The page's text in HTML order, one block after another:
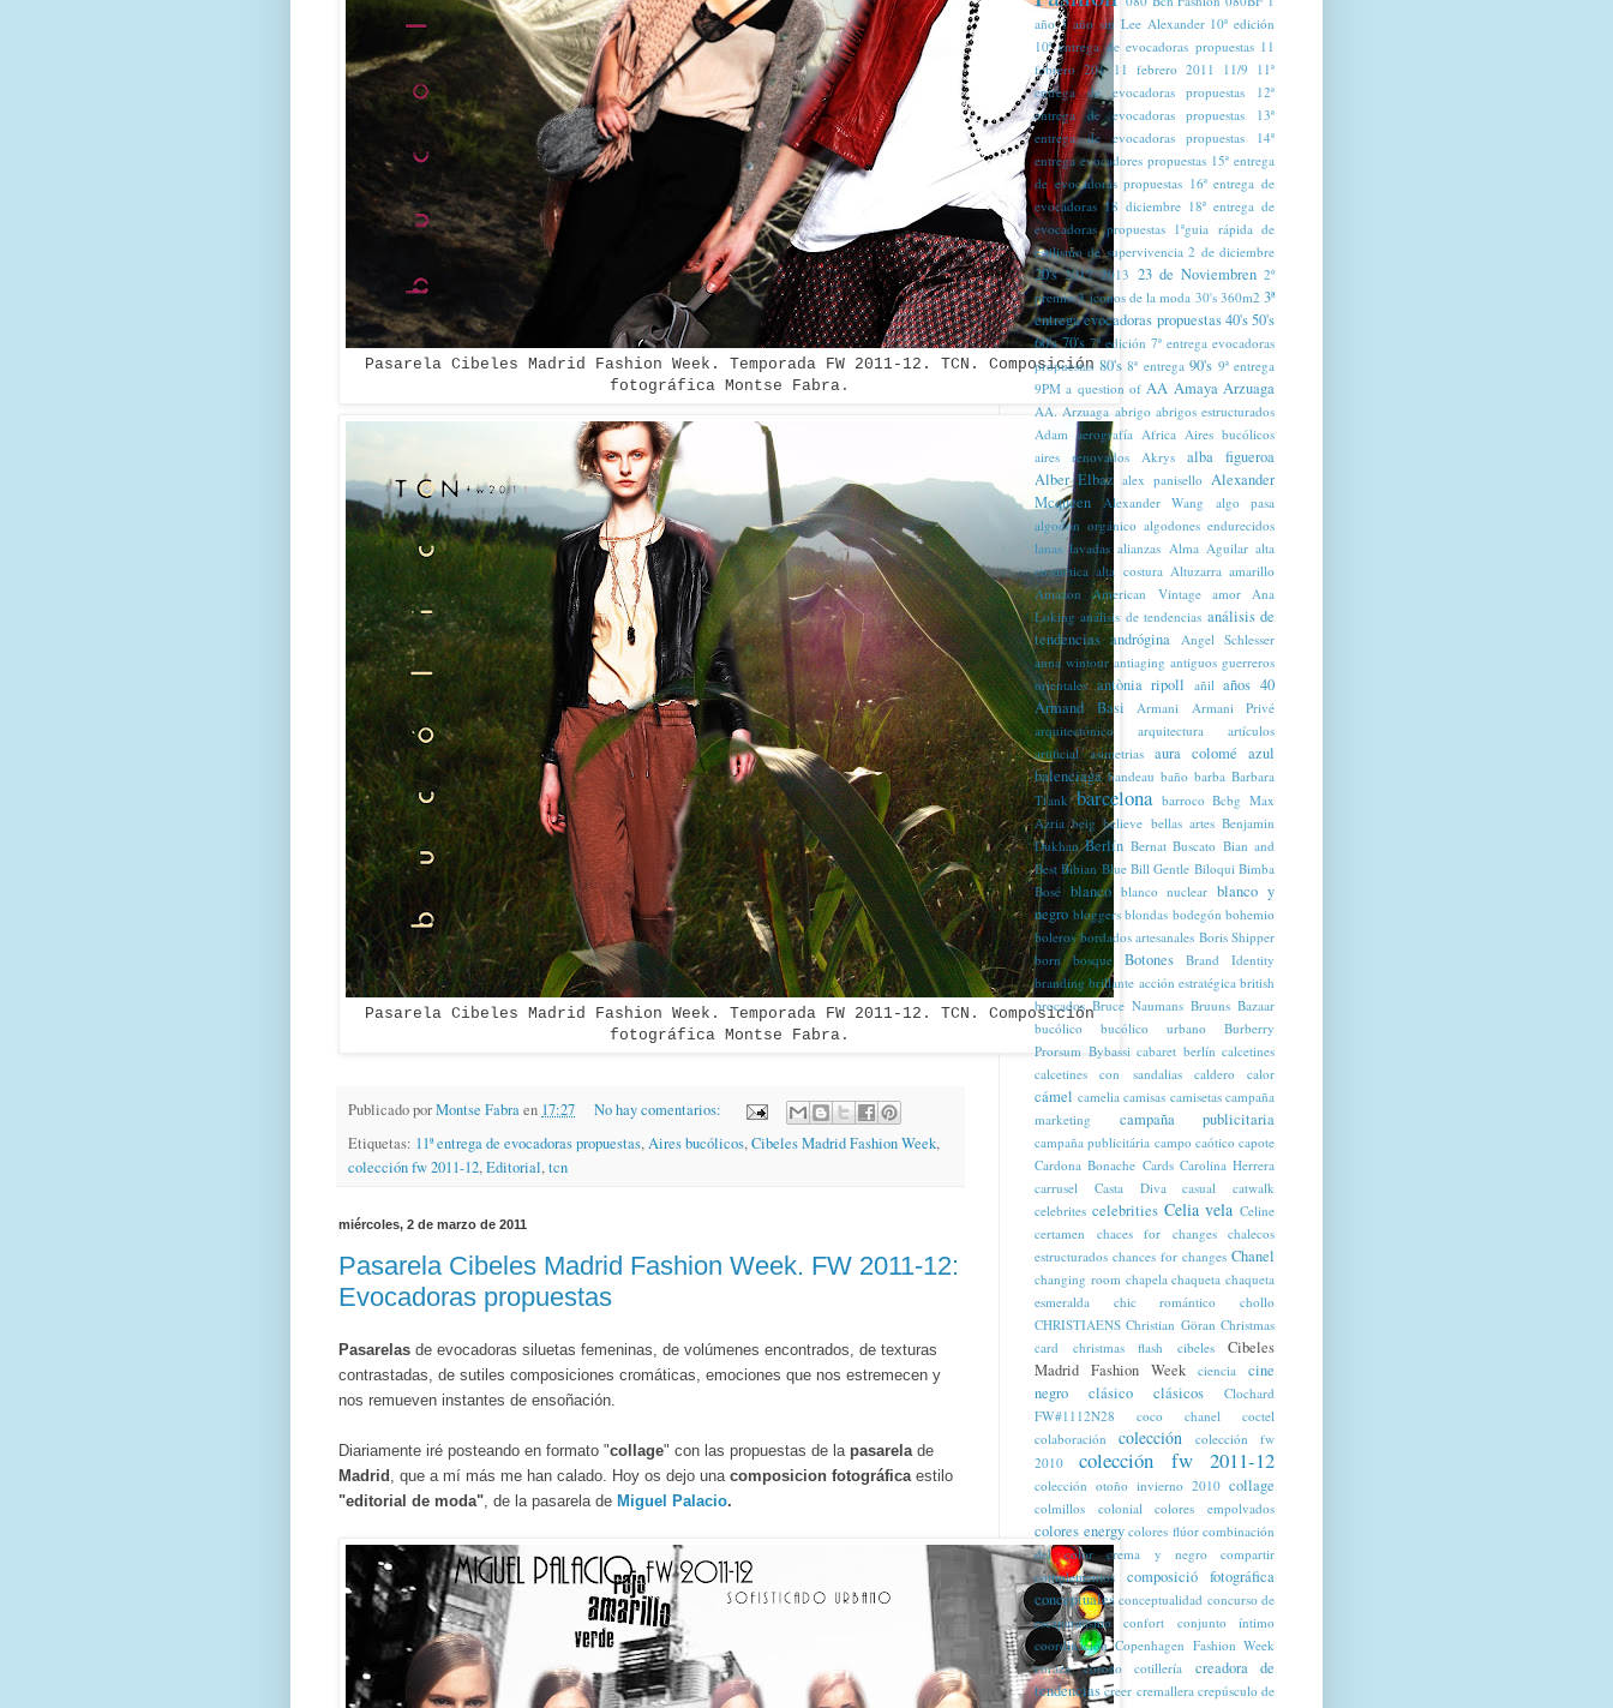
Pasarela Cibeles Madrid Fashion Week. Temporada FW 2011-12. TCN. Composición
fotográfica Montse Fabra .
Pasarela Cibeles Madrid Fashion Week. Temporada FW 2011-12. TCN. Composición
fotográfica Montse Fabra .
Publicado porMontse Fabraen 17:27
No hay comentarios:
Etiquetas: 11ª entrega de evocadoras propuestas,Aires bucólicos,Cibeles Madrid Fashion Week,
colección fw 2011-12,Editorial,tcn
miércoles, 2 de marzo de 2011
Pasarela Cibeles Madrid Fashion Week. FW 2011-12:
Evocadoras propuestas
Pasarelas de evocadoras siluetas femeninas, de volúmenes encontrados, de texturas
contrastadas, de sutiles composiciones cromáticas, emociones que nos estremecen y
nos remueven instantes de ensoñación.
Diariamente iré posteando en formato "collage" con las propuestas de la pasarelade
Madrid , que a mí más me han calado. Hoy os dejo una composicion fotográficaestilo
"editorial de moda", de la pasarela de Miguel Palacio.
año 1 año sin Lee Alexander 10ª edición
10ª entrega de evocadoras propuestas 11
febrero 201 11 febrero 2011 11/9
11ª
entrega de evocadoras propuestas
12ª
entrega de evocadoras propuestas
13ª
entrega de evocadoras propuestas
14ª
entrega evocadores propuestas 15ª entrega
de evocadoras propuestas 16ª entrega de
evocadoras 18 diciembre 18ª entrega de
evocadoras propuestas
1ªguia rápida de
estilismo de supervivencia 2 de diciembre
20's 2012 2013 23 de Noviembren 2º
premio 3 iconos de la moda 30's 360m2 3ª
entrega evocadoras propuestas 40's50's
60's 70's 7ª edición 7ª entrega evocadoras
propuestas 80's 8ª entrega 90's 9ª entrega
9PM a question of AA Amaya Arzuaga
AA. Arzuaga abrigo abrigos estructurados
Adam aerografía Africa Aires bucólicos
aires renovados
Akrys
alba figueroa
Alber Elbaz alex panisello Alexander
Mcqueen
Alexander Wang
algo pasa
algodón orgánico algodones endurecidos
lanas lavadas alianzas Alma Aguilar alta
cosmética alta costura Altuzarra amarillo
Amazon
American Vintage amor
Ana
Loking análisis de tendencias análisis de
tendencias andrógina
Angel Schlesser
anna wintour antiaging antiguos guerreros
orientales antònia ripoll añil años 40
Armand Basi
Armani
Armani Privé
arquitectónico
arquitectura
artículos
artificial asimetrias aura colomé azul
balenciaga bandeau baño barba Barbara
Tfank barcelona barroco Bcbg Max
Azria beig believe bellas artes Benjamin
Dukhan Berlín Bernat Buscato Bian and
Best Bibian Blue Bill Gentle Biloqui Bimba
Bosé blanco blanco nuclear blanco y
negro bloggers blondas bodegón bohemio
boleros bordados artesanales Boris Shipper
born
bosque Botones
Brand Identity
branding brillante acción estratégica british
brocados Bruce Naumans Bruuns Bazaar
bucólico
bucólico urbano
Burberry
Prorsum Bybassi cabaret berlín calcetines
calcetines con sandalias
caldero calor
cámel camelia camisas camisetas campaña
marketing
campaña publicitaria
campaña publicitária campo caótico capote
Cardona Bonache Cards Carolina Herrera
carrusel
Casta Diva casual
catwalk
celebrites celebrities Celia vela Celine
certamen
chaces for changes
chalecos
estructurados chances for changes Chanel
changing room chapela chaqueta chaqueta
esmeralda
chic romántico
chollo
CHRISTIAENS Christian Göran Christmas
card
christmas flash cibeles
Cibeles
Madrid Fashion Week
ciencia
cine
negro
clásico clásicos
Clochard
FW#1112N28
coco chanel
coctel
colaboración
colección
colección fw
2010
colección fw 2011-12
colección otoño invierno 2010 collage
colmillos colonial colores empolvados
colores energy colores flúor combinación
del color crema y negro
compartir
complementos
composició fotográfica
conceptuales conceptualidad concurso de
escaparatismo
confort
conjunto íntimo
coordinación Copenhagen Fashion Week
coraza
corozo cotillería
creadora de
tendencias creer cremallera crepúsculo de